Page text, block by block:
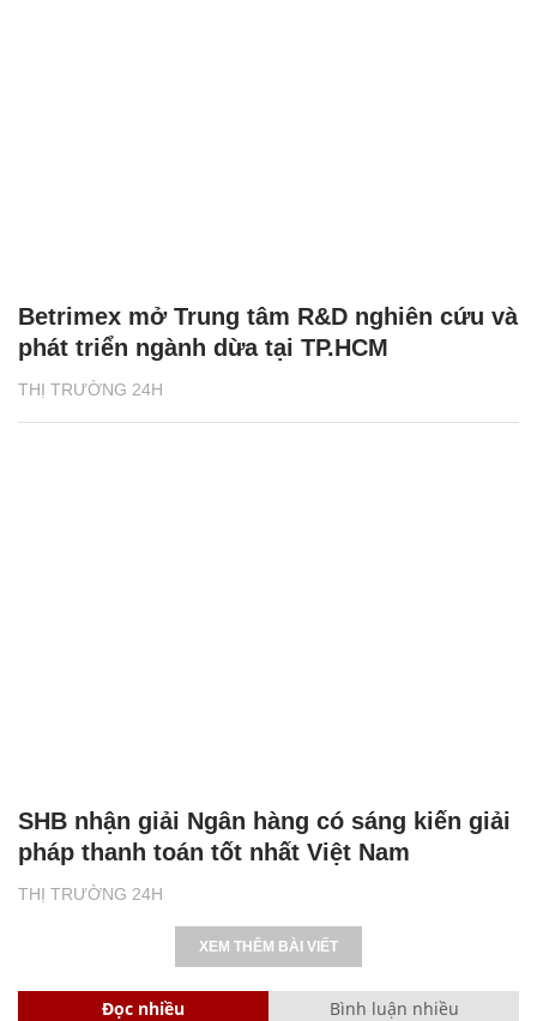
THỊ TRƯỜNG 24H
Betrimex mở Trung tâm R&D nghiên cứu và
phát triển ngành dừa tại TP.HCM
THỊ TRƯỜNG 24H
SHB nhận giải Ngân hàng có sáng kiến giải
pháp thanh toán tốt nhất Việt Nam
XEM THÊM BÀI VIẾT
Đọc nhiều Bình luận nhiều